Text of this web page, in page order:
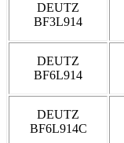
DEUTZ
BF3L914
DEUTZ
BF6L914
DEUTZ
BF6L914C